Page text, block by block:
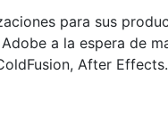
para sus
a la espera de
After